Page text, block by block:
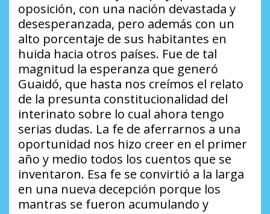
oposición, con una nación devastada y
desesperanzada, pero además con un
alto porcentaje de sus habitantes en
huida hacia otros países. Fue de tal
magnitud la esperanza que generó
Guaidó, que hasta nos creímos el relato
de la presunta constitucionalidad del
interinato sobre lo cual ahora tengo
serias dudas. La fe de aferrarnos a una
oportunidad nos hizo creer en el primer
año y medio todos los cuentos que se
inventaron. Esa fe se convirtió a la larga
en una nueva decepción porque los
mantras se fueron acumulando y